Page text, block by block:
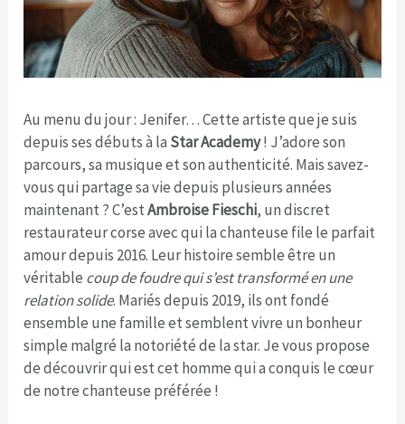
Au menu du jour : Jenifer… Cette artiste que je suis
depuis ses débuts à la Star Academy! J’adore son
parcours, sa musique et son authenticité. Mais savez-
vous qui partage sa vie depuis plusieurs années
maintenant ? C’estAmbroise Fieschi, un discret
restaurateur corse avec qui la chanteuse file le parfait
amour depuis 2016. Leur histoire semble être un
véritable coup de foudre qui s’est transformé en une
relation solide. Mariés depuis 2019, ils ont fondé
ensemble une famille et semblent vivre un bonheur
simple malgré la notoriété de la star. Je vous propose
de découvrir qui est cet homme qui a conquis le cœur
de notre chanteuse préférée !